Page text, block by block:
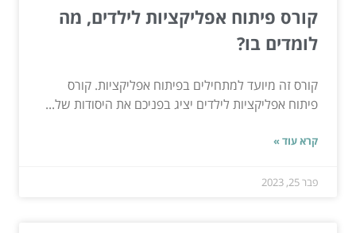
קורס פיתוח אפליקציות לילדים, מה
לומדים בו?
קורס זה מיועד למתחילים בפיתוח אפליקציות. קורס
פיתוח אפליקציות לילדים יציג בפניכם את היסודות של...
קרא עוד »
פבר 25, 2023